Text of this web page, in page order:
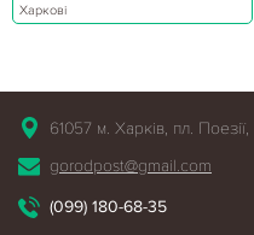
Харкові
61057 м. Харків, пл.
gorodpost@gmail.com
(099) 180-68-35